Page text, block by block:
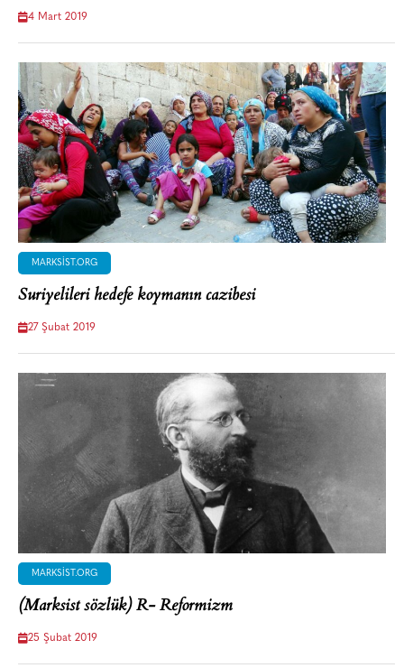
4 Mart 2019
MARKSIST.ORG
Suriyelileri hedefe koymanın cazibesi
27 Şubat 2019
MARKSIST.ORG
(Marksist sözlük) R- Reformizm
25 Şubat 2019